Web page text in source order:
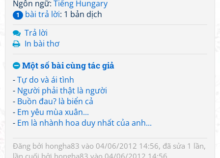
Ngôn ngữ: Tiếng Hungary
1 bài trả lời: 1 bản dịch
Trả lời
In bài thơ
Một số bài cùng tác giả
-Tự do và ái tình
- Người phải thật là người
- Buồn đau? là biển cả
- Em yêu mùa xuân...
- Em là nhành hoa duy nhất của anh...
Đăng bởi hongha83 vào 04/06/2012 14:56, đã sửa 1 lần,
lần cuối bởi hongha83 vào 04/06/2012 14:56